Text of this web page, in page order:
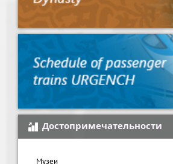
Достопримечательности
Музеи